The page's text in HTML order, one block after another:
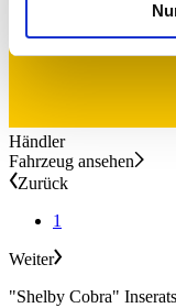
Verwendung
soziale Medien,
gesammelt haben.
Händler
Fahrzeug ansehen
Zurück
1
Weiter
"Shelby Cobra"